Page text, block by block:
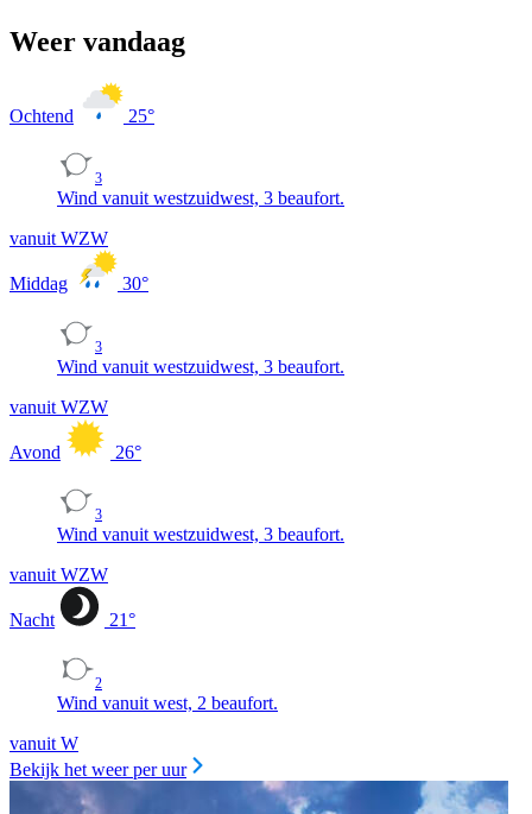
Weer vandaag
Ochtend 25°
3
Wind vanuit westzuidwest, 3 beaufort.
vanuit WZW
Middag 30°
3
Wind vanuit westzuidwest, 3 beaufort.
vanuit WZW
Avond 26°
3
Wind vanuit westzuidwest, 3 beaufort.
vanuit WZW
Nacht 21°
2
Wind vanuit west, 2 beaufort.
vanuit W
Bekijk het weer per uur